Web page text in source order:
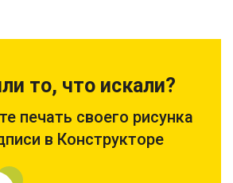
то, что искали?
печать своего рисунка
в Конструкторе